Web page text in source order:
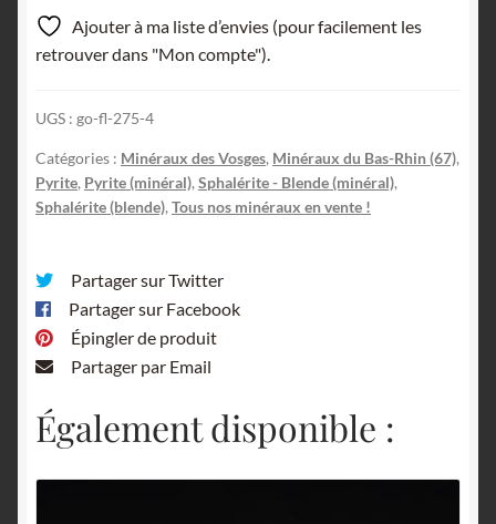
&
Pyrite,
Mine
Sylvestre,
Urbeis,
Bas-
Rhin.
Ajouter à ma liste d’envies (pour facilement les
retrouver dans "Mon compte").
UGS : go-fl-275-4
Catégories : Minéraux des Vosges, Minéraux du Bas-Rhin (67),
Pyrite, Pyrite (minéral), Sphalérite - Blende (minéral),
Sphalérite (blende), Tous nos minéraux en vente !
Partager sur Twitter
Partager sur Facebook
Épingler de produit
Partager par Email
Également disponible :